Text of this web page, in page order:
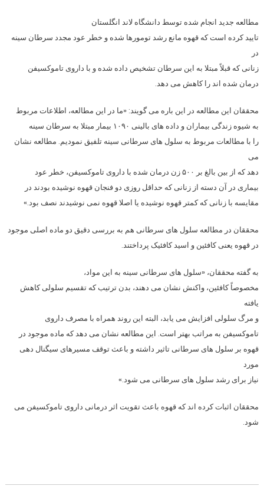
مطالعه جدید انجام شده توسط دانشگاه لاند انگلستان
تایید کرده است که قهوه مانع رشد تومورها شده و خطر عود مجدد سرطان سینه
در
زنانی که قبلاً مبتلا به این سرطان تشخیص داده شده و با داروی تاموکسیفن
درمان شده اند را کاهش می دهد.
محققان این مطالعه در این باره می گویند: «ما در این مطالعه، اطلاعات مربوط
به شیوه زندگی بیماران و داده های بالینی ۱۰۹۰ بیمار مبتلا به سرطان سینه
را با مطالعات مربوط به سلول های سرطانی سینه تلفیق نمودیم. مطالعه نشان
می
دهد که از بین بالغ بر ۵۰۰ زن درمان شده با داروی تاموکسیفن، خطر عود
بیماری در آن دسته از زنانی که حداقل روزی دو فنجان قهوه نوشیده بودند در
مقایسه با زنانی که کمتر قهوه نوشیده یا اصلا قهوه نمی نوشیدند نصف بود.»
محققان در مطالعه سلول های سرطانی هم به بررسی دقیق دو ماده اصلی موجود
در قهوه یعنی کافئین و اسید کافئیک پرداختند.
به گفته محققان، «سلول های سرطانی سینه به این مواد،
مخصوصاً کافئین، واکنش نشان می دهند، بدن ترتیب که تقسیم سلولی کاهش
یافته
و مرگ سلولی افزایش می یابد، البته این روند همراه با مصرف داروی
تاموکسیفن به مراتب بهتر است. این مطالعه نشان می دهد که ماده موجود در
قهوه بر سلول های سرطانی تاثیر داشته و باعث توقف مسیرهای سیگنال دهی
مورد
نیاز برای رشد سلول های سرطانی می شود.»
محققان اثبات کرده اند که قهوه باعث تقویت اثر درمانی داروی تاموکسیفن می
شود.